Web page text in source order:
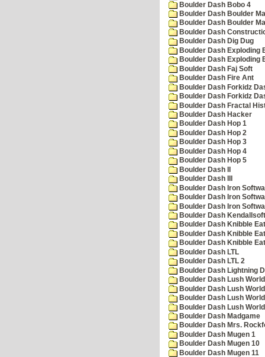
Boulder Dash Bobo 4
Boulder Dash Boulder
Boulder Dash Boulder
Boulder Dash
Boulder Dash Dig Dug
Boulder Dash Exploding
Boulder Dash Exploding
Boulder Dash Faj Soft
Boulder Dash Fire Ant
Boulder Dash Forkidz
Boulder Dash Forkidz
Boulder Dash Fractal
Boulder Dash Hacker
Boulder Dash Hop 1
Boulder Dash Hop 2
Boulder Dash Hop 3
Boulder Dash Hop 4
Boulder Dash Hop 5
Boulder Dash II
Boulder Dash III
Boulder Dash Iron
Boulder Dash Iron
Boulder Dash Iron
Boulder Dash
Boulder Dash Knibble
Boulder Dash Knibble
Boulder Dash Knibble
Boulder Dash LTL
Boulder Dash LTL 2
Boulder Dash Lightning
Boulder Dash Lush
Boulder Dash Lush
Boulder Dash Lush
Boulder Dash Lush
Boulder Dash Madgame
Boulder Dash Mrs.
Boulder Dash Mugen 1
Boulder Dash Mugen 10
Boulder Dash Mugen 11